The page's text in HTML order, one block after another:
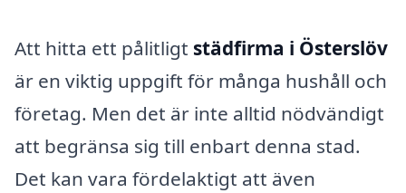
Att hitta ett pålitligt städfirma i Österslöv
är en viktig uppgift för många hushåll och
företag. Men det är inte alltid nödvändigt
att begränsa sig till enbart denna stad.
Det kan vara fördelaktigt att även